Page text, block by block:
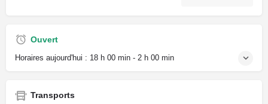
Ouvert
Horaires aujourd'hui : 18 h 00 min - 2 h 00 min
Transports